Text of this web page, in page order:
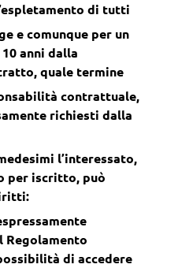
di tutti
e comunque per un
anni dalla
quale termine
contrattuale,
richiesti dalla
l’interessato,
per iscritto, può
Regolamento
di accedere